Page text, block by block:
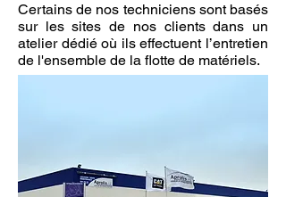
Certains de nos techniciens sont basés
sur les sites de nos clients dans un
atelier dédié où ils effectuent l’entretien
de l'ensemble de la flotte de matériels.